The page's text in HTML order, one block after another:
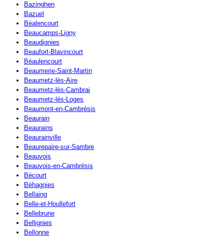
Bazinghen
Bazuel
Béalencourt
Beaucamps-Ligny
Beaudignies
Beaufort-Blavincourt
Béaulencourt
Beaumerie-Saint-Martin
Beaumetz-lès-Aire
Beaumetz-lès-Cambrai
Beaumetz-lès-Loges
Beaumont-en-Cambrésis
Beaurain
Beaurains
Beaurainville
Beaurepaire-sur-Sambre
Beauvois
Beauvois-en-Cambrésis
Bécourt
Béhagnies
Bellaing
Belle-et-Houllefort
Bellebrune
Bellignies
Bellonne